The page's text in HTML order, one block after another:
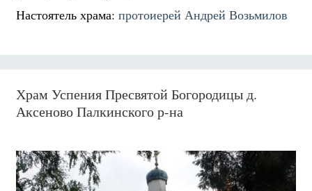
Настоятель храма: протоиерей Андрей Возьмилов
Храм Успения Пресвятой Богородицы д.
Аксеново Палкинского р-на